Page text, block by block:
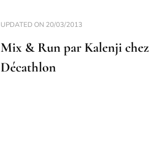
UPDATED ON 20/03/2013
Mix & Run par Kalenji chez
Décathlon